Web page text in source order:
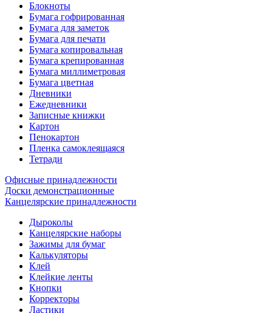
Блокноты
Бумага гофрированная
Бумага для заметок
Бумага для печати
Бумага копировальная
Бумага крепированная
Бумага миллиметровая
Бумага цветная
Дневники
Ежедневники
Записные книжки
Картон
Пенокартон
Пленка самоклеящаяся
Тетради
Офисные принадлежности
Доски демонстрационные
Канцелярские принадлежности
Дыроколы
Канцелярские наборы
Зажимы для бумаг
Калькуляторы
Клей
Клейкие ленты
Кнопки
Корректоры
Ластики